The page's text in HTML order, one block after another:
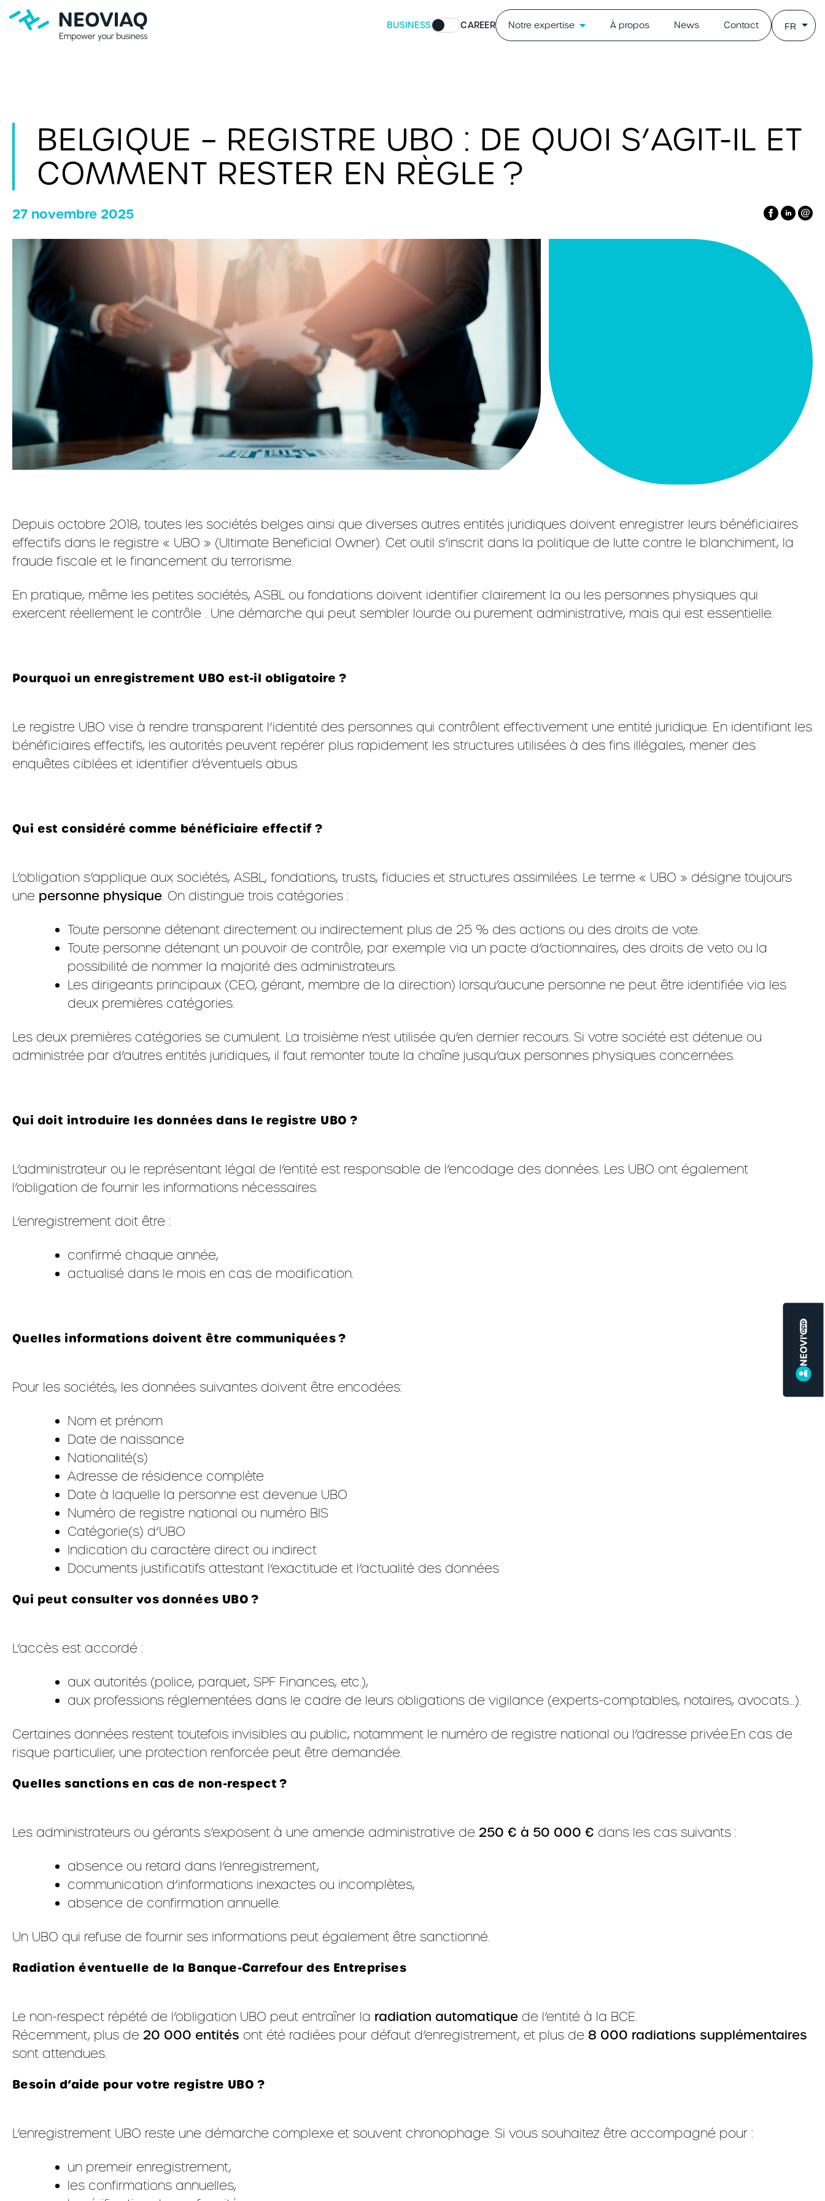
BUSINESS CAREER Notre expertise À propos News Contact FR
BELGIQUE – REGISTRE UBO : DE QUOI S’AGIT-IL ET
COMMENT RESTER EN RÈGLE ?
27 novembre 2025
Depuis octobre 2018, toutes les sociétés belges ainsi que diverses autres entités juridiques doivent enregistrer leurs bénéficiaires
effectifs dans le registre « UBO » (Ultimate Beneficial Owner). Cet outil s’inscrit dans la politique de lutte contre le blanchiment, la
fraude fiscale et le financement du terrorisme.
En pratique, même les petites sociétés, ASBL ou fondations doivent identifier clairement la ou les personnes physiques qui
exercent réellement le contrôle . Une démarche qui peut sembler lourde ou purement administrative, mais qui est essentielle.
Pourquoi un enregistrement UBO est-il obligatoire ?
Le registre UBO vise à rendre transparent l’identité des personnes qui contrôlent effectivement une entité juridique. En identifiant les
bénéficiaires effectifs, les autorités peuvent repérer plus rapidement les structures utilisées à des fins illégales, mener des
enquêtes ciblées et identifier d’éventuels abus.
Qui est considéré comme bénéficiaire effectif ?
L’obligation s’applique aux sociétés, ASBL, fondations, trusts, fiducies et structures assimilées. Le terme « UBO » désigne toujours
une personne physique. On distingue trois catégories :
Toute personne détenant directement ou indirectement plus de 25 % des actions ou des droits de vote.
Toute personne détenant un pouvoir de contrôle, par exemple via un pacte d’actionnaires, des droits de veto ou la
possibilité de nommer la majorité des administrateurs.
Les dirigeants principaux (CEO, gérant, membre de la direction) lorsqu’aucune personne ne peut être identifiée via les
deux premières catégories.
Les deux premières catégories se cumulent. La troisième n’est utilisée qu’en dernier recours. Si votre société est détenue ou
administrée par d’autres entités juridiques, il faut remonter toute la chaîne jusqu’aux personnes physiques concernées.
Qui doit introduire les données dans le registre UBO ?
L’administrateur ou le représentant légal de l’entité est responsable de l’encodage des données. Les UBO ont également
l’obligation de fournir les informations nécessaires.
L’enregistrement doit être :
confirmé chaque année,
actualisé dans le mois en cas de modification.
Quelles informations doivent être communiquées ?
Pour les sociétés, les données suivantes doivent être encodées:
Nom et prénom
Date de naissance
Nationalité(s)
Adresse de résidence complète
Date à laquelle la personne est devenue UBO
Numéro de registre national ou numéro BIS
Catégorie(s) d’UBO
Indication du caractère direct ou indirect
Documents justificatifs attestant l’exactitude et l’actualité des données
Qui peut consulter vos données UBO ?
L’accès est accordé :
aux autorités (police, parquet, SPF Finances, etc.),
aux professions réglementées dans le cadre de leurs obligations de vigilance (experts-comptables, notaires, avocats…).
Certaines données restent toutefois invisibles au public, notamment le numéro de registre national ou l’adresse privée.En cas de
risque particulier, une protection renforcée peut être demandée.
Quelles sanctions en cas de non-respect ?
Les administrateurs ou gérants s’exposent à une amende administrative de 250 € à 50 000 € dans les cas suivants :
absence ou retard dans l’enregistrement,
communication d’informations inexactes ou incomplètes,
absence de confirmation annuelle.
Un UBO qui refuse de fournir ses informations peut également être sanctionné.
Radiation éventuelle de la Banque-Carrefour des Entreprises
Le non-respect répété de l’obligation UBO peut entraîner la radiation automatique de l’entité à la BCE.
Récemment, plus de 20 000 entités ont été radiées pour défaut d’enregistrement, et plus de 8 000 radiations supplémentaires
sont attendues.
Besoin d’aide pour votre registre UBO ?
L’enregistrement UBO reste une démarche complexe et souvent chronophage. Si vous souhaitez être accompagné pour :
un premeir enregistrement,
les confirmations annuelles,